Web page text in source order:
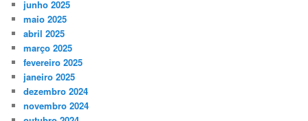
junho 2025
maio 2025
abril 2025
março 2025
fevereiro 2025
janeiro 2025
dezembro 2024
novembro 2024